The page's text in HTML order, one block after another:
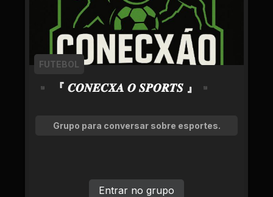
▪ 『 𝑪𝑶𝑵𝑬𝑪𝑿𝑨 𝑶 𝑺𝑷𝑶𝑹𝑻𝑺 』▪
FUTEBOL
Grupo para conversar sobre esportes.
Entrar no grupo